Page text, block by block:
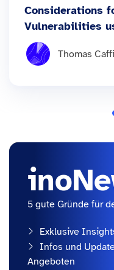
Considerations
Vulnerabilities
Thomas
5 gute Gründe für
Exklusive
Infos und
Angeboten